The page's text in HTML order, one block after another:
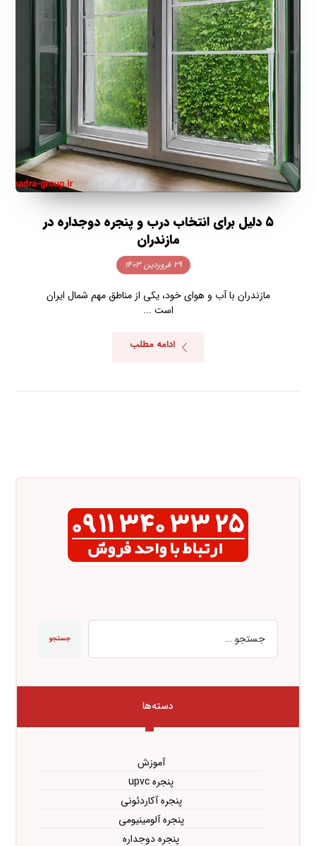
۵ دلیل برای انتخاب درب و پنجره دوجداره در
مازندران
۲۹ فروردین ۱۴۰۳
مازندران با آب و هوای خود، یکی از مناطق مهم شمال ایران
است ...
ادامه مطلب
جستجو
دسته‌ها
آموزش
پنجره upvc
پنجره آکاردئونی
پنجره آلومینیومی
پنجره دوجداره